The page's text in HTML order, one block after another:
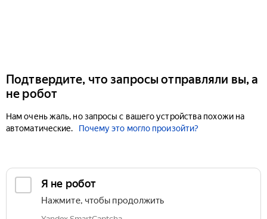
Подтвердите, что запросы отправляли вы, а
не робот
Нам очень жаль, но запросы с вашего устройства похожи на
автоматические.
Почему это могло произойти?